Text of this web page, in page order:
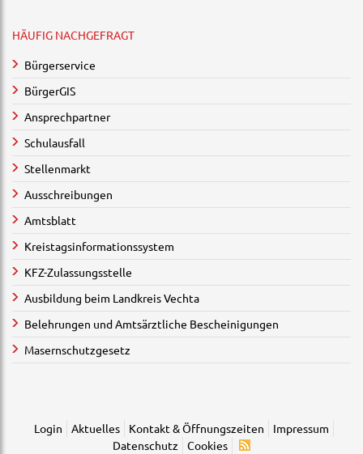
HÄUFIG NACHGEFRAGT
Bürgerservice
BürgerGIS
Ansprechpartner
Schulausfall
Stellenmarkt
Ausschreibungen
Amtsblatt
Kreistagsinformationssystem
KFZ-Zulassungsstelle
Ausbildung beim Landkreis Vechta
Belehrungen und Amtsärztliche Bescheinigungen
Masernschutzgesetz
Login Aktuelles Kontakt & Öffnungszeiten
Impressum
Datenschutz
Cookies